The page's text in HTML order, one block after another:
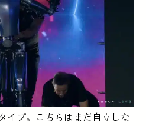
イプ。こちらはまだ自立しな